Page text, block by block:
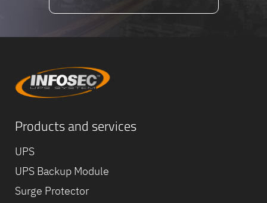
Products and services
UPS
UPS Backup Module
Surge Protector